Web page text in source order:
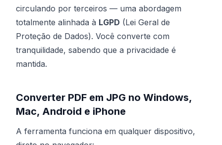
circulando por terceiros — uma abordagem
totalmente alinhada à LGPD (Lei Geral de
Proteção de Dados). Você converte com
tranquilidade, sabendo que a privacidade é
mantida.
Converter PDF em JPG no Windows,
Mac, Android e iPhone
A ferramenta funciona em qualquer dispositivo,